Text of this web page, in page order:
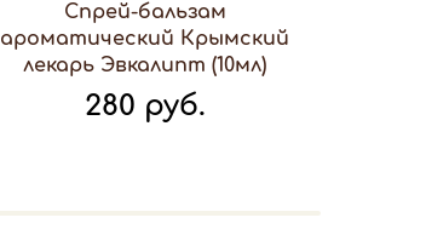
Спрей-бальзам
ароматический Крымский
лекарь Эвкалипт (10мл)
280 руб.